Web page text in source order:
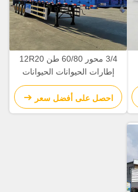
3/4 محور 60/80 طن 12R20
إطارات الحيوانات الحيوانات
الحيوانات الحيوانات الحيوانات
الحيوانات الحيوانات الحيوانات
الحيوانات الحيوانات الحيوانات
احصل على أفضل سعر